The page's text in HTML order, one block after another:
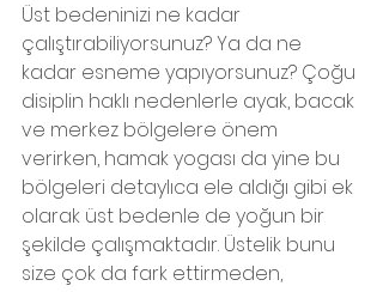
Üst bedeninizi ne kadar
çalıştırabiliyorsunuz? Ya da ne
kadar esneme yapıyorsunuz? Çoğu
disiplin haklı nedenlerle ayak, bacak
ve merkez bölgelere önem
verirken, hamak yogası da yine bu
bölgeleri detaylıca ele aldığı gibi ek
olarak üst bedenle de yoğun bir
şekilde çalışmaktadır. Üstelik bunu
size çok da fark ettirmeden,